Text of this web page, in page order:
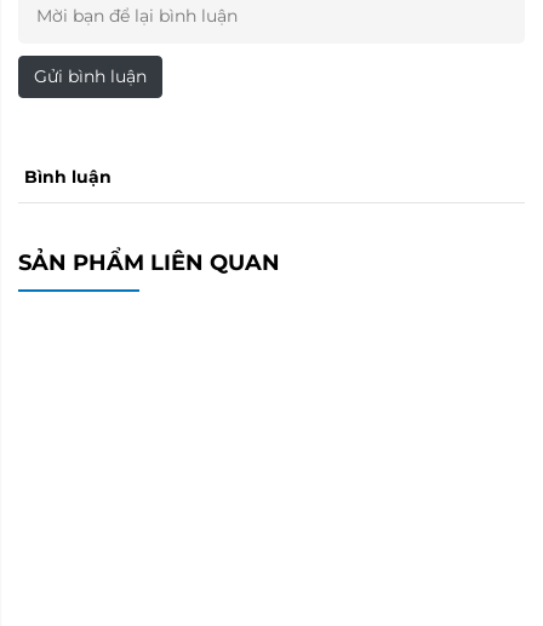
Gửi bình luận
Bình luận
SẢN PHẨM LIÊN QUAN